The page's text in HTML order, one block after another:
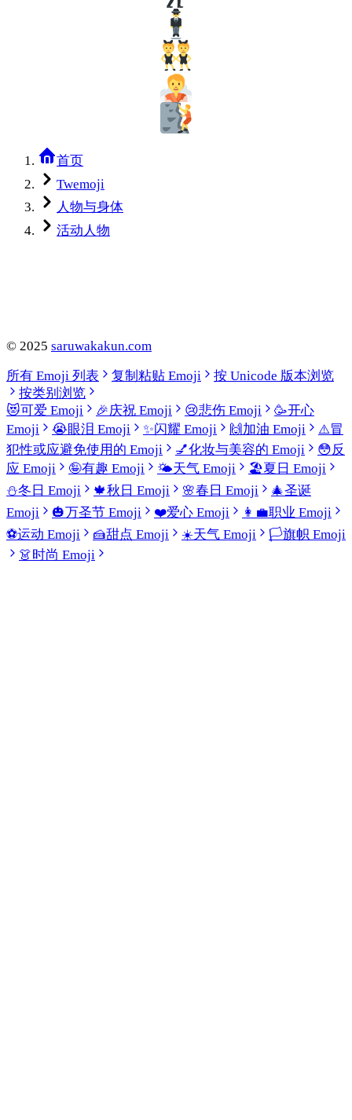
首页
Twemoji
人物与身体
活动人物
© 2025 saruwakakun.com
所有 Emoji 列表
复制粘贴 Emoji
按 Unicode 版本浏览
按类别浏览
😻可爱 Emoji 🎉庆祝 Emoji 😢悲伤 Emoji 🥳开心
Emoji
😭眼泪 Emoji ✨闪耀 Emoji 🙌加油 Emoji ⚠️冒
犯性或应避免使用的 Emoji
💅化妆与美容的 Emoji 😳反
应 Emoji
🤪有趣 Emoji 🌤️天气 Emoji 🏖️夏日 Emoji
⛄冬日 Emoji 🍁秋日 Emoji 🌸春日 Emoji 🎄圣诞
Emoji
🎃万圣节 Emoji ❤️爱心 Emoji 👩‍💼职业 Emoji
⚽运动 Emoji 🍰甜点 Emoji ☀️天气 Emoji 🏳️旗帜 Emoji
👗时尚 Emoji